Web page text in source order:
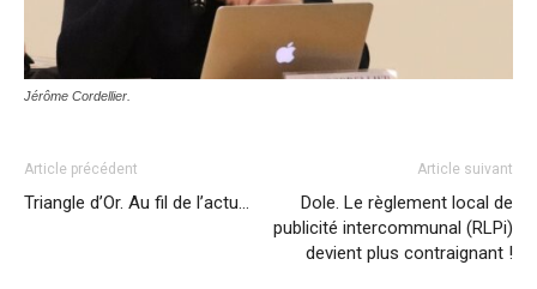
Jérôme Cordellier.
Article précédent
Triangle d’Or. Au fil de l’actu…
Article suivant
Dole. Le règlement local de
publicité intercommunal (RLPi)
devient plus contraignant !